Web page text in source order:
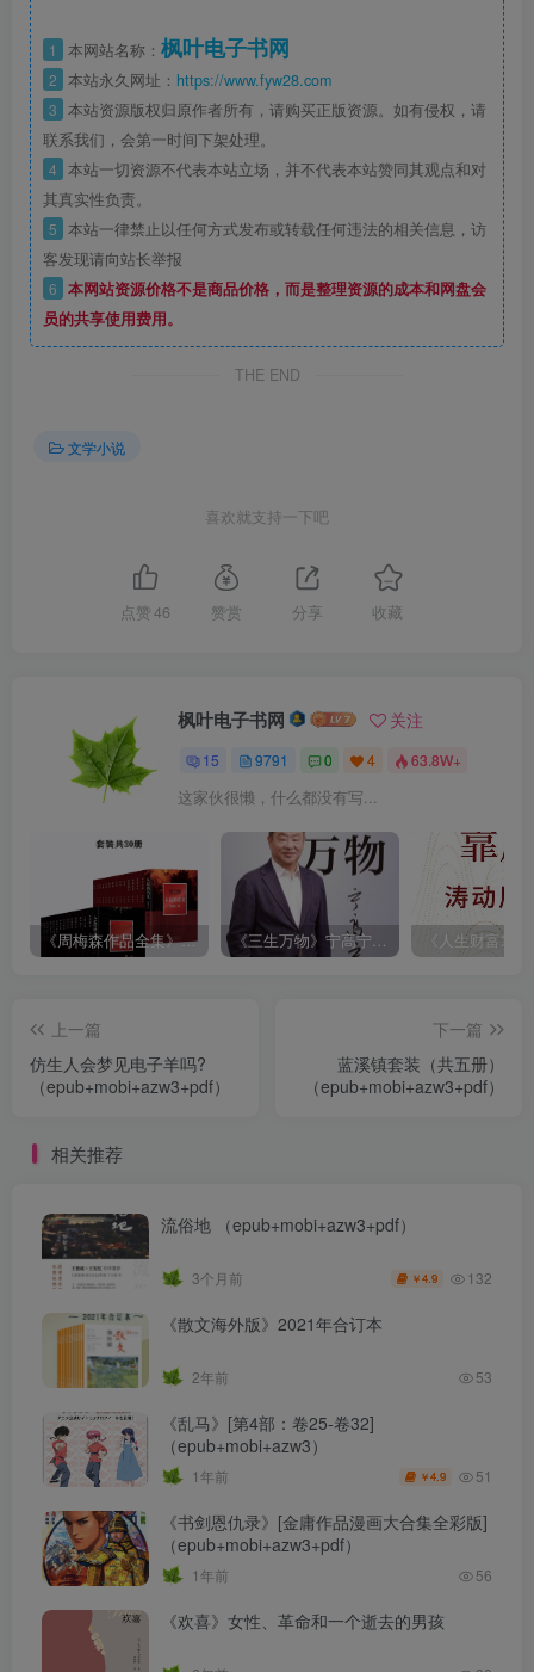
1 本网站名称： 枫叶电子书网
2 本站永久网址： https://www.fyw28.com
3 本站资源版权归原作者所有，请购买正版资源。如有侵权，请
联系我们，会第一时间下架处理。
4 本站一切资源不代表本站立场，并不代表本站赞同其观点和对
其真实性负责。
5 本站一律禁止以任何方式发布或转载任何违法的相关信息，访
客发现请向站长举报
6 本网站资源价格不是商品价格，而是整理资源的成本和网盘会
员的共享使用费用。
THE END
文学小说
喜欢就支持一下吧
点赞 46 赞赏 分享 收藏
枫叶电子书网 关注
15 9791 0 4 63.8W+
这家伙很懒，什么都没有写...
《周梅森作品全集》[共30册] 《三生万物》宁高宁（epub+mobi+azw3+pdf）
上一篇
仿生人会梦见电子羊吗?
（epub+mobi+azw3+pdf）
下一篇
蓝溪镇套装（共五册）
（epub+mobi+azw3+pdf）
相关推荐
流俗地 （epub+mobi+azw3+pdf）
3个月前 ￥4.9 132
《散文海外版》2021年合订本
2年前 53
《乱马》[第4部：卷25-卷32]
（epub+mobi+azw3）
1年前 ￥4.9 51
《书剑恩仇录》[金庸作品漫画大合集全彩版]
（epub+mobi+azw3+pdf）
1年前 56
《欢喜》女性、革命和一个逝去的男孩